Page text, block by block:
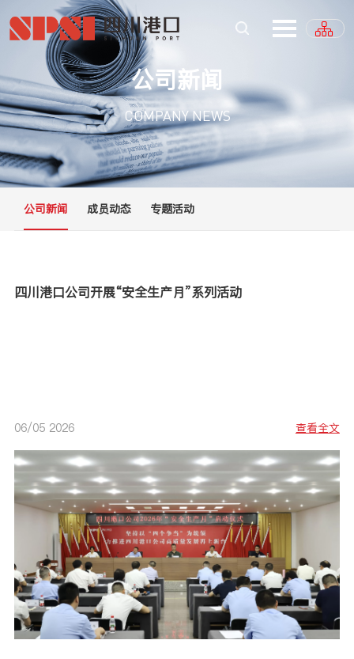
公司新闻
COMPANY NEWS
公司新闻 成员动态 专题活动
四川港口公司开展“安全生产月”系列活动
06/05 2026 查看全文